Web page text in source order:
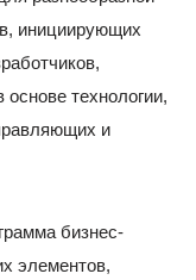
инициирующих
технологии,
и
бизнес-
элементов,